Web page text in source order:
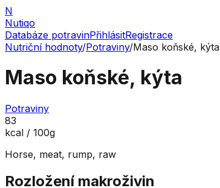
N
Nutiqo
Databáze potravinPřihlásitRegistrace
Nutriční hodnoty/Potraviny/Maso koňské, kýta
Maso koňské, kýta
Potraviny
83
kcal / 100g
Horse, meat, rump, raw
Rozložení makroživin